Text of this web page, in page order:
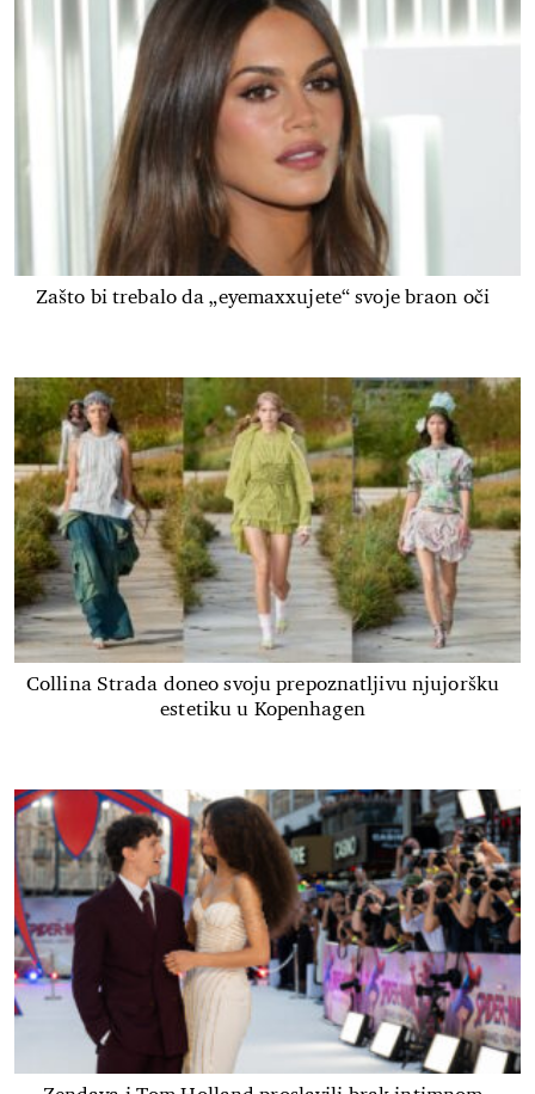
Zašto bi trebalo da „eyemaxxujete“ svoje braon oči
Collina Strada doneo svoju prepoznatljivu njujoršku
estetiku u Kopenhagen